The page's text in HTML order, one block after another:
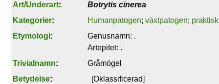
Art/Underart:
Botrytis cinerea
Kategorier: Humanpatogen; växtpatogen;
Etymologi:
Genusnamn: .
Artepitet: .
Trivialnamn:
Gråmögel
Betydelse:
[Oklassificerad]